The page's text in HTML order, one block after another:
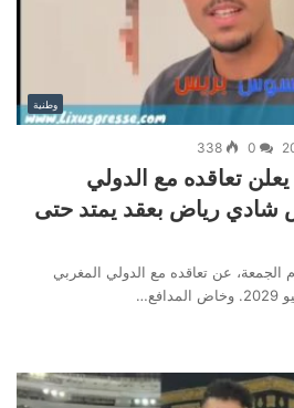
وطنية
338
تعاقده مع الدولي
شادي رياض بعقد يمتد حتى
الجمعة، عن تعاقده مع الدولي المغربي